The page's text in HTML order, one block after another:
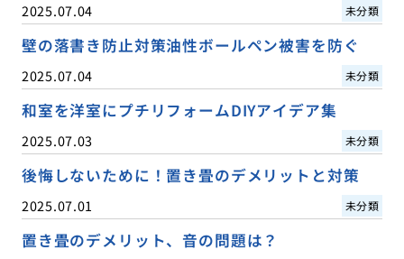
2025.07.04 未分類
壁の落書き防止対策油性ボールペン被害を防ぐ
2025.07.04 未分類
和室を洋室にプチリフォームDIYアイデア集
2025.07.03 未分類
後悔しないために！置き畳のデメリットと対策
2025.07.01 未分類
置き畳のデメリット、音の問題は？